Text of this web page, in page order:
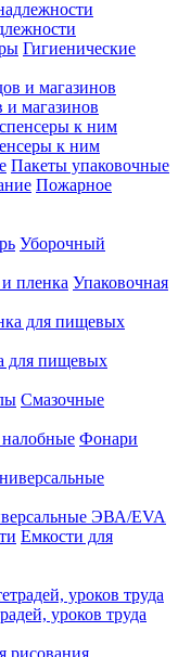
Гигиенические
и магазинов
к ним
Пакеты упаковочные
Пожарное
Уборочный
Упаковочная
для пищевых
Смазочные
Фонари
ЭВА/EVA
Емкости для
уроков труда